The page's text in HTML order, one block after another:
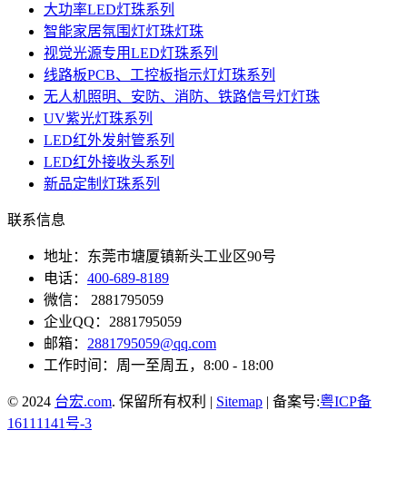
大功率LED灯珠系列
智能家居氛围灯灯珠灯珠
视觉光源专用LED灯珠系列
线路板PCB、工控板指示灯灯珠系列
无人机照明、安防、消防、铁路信号灯灯珠
UV紫光灯珠系列
LED红外发射管系列
LED红外接收头系列
新品定制灯珠系列
联系信息
地址：东莞市塘厦镇新头工业区90号
电话： 400-689-8189
微信： 2881795059
企业QQ：2881795059
邮箱： 2881795059@qq.com
工作时间：周一至周五，8:00 - 18:00
© 2024 台宏.com. 保留所有权利 | Sitemap | 备案号:粤ICP备
16111141号-3